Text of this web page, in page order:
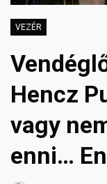
VEZÉR
Hencz
vagy
enni…